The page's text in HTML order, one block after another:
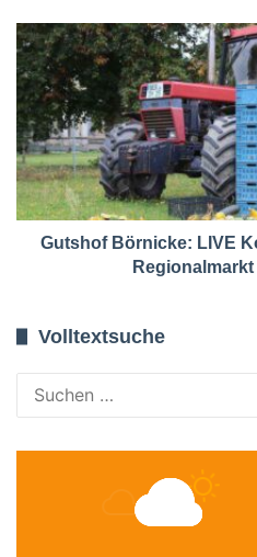
Gutshof Börnicke: LIVE
Volltextsuche